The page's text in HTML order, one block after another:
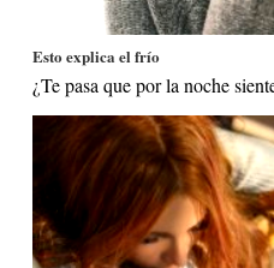
Esto explica el frío
¿Te pasa que por la noche